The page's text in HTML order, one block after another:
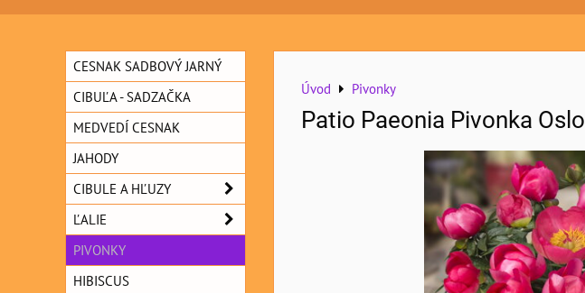
Úvod Pivonky
Patio Paeonia Pivonka Oslo
CESNAK SADBOVÝ JARNÝ
CIBUĽA - SADZAČKA
MEDVEDÍ CESNAK
JAHODY
CIBULE A HĽUZY
ĽALIE
PIVONKY
HIBISCUS